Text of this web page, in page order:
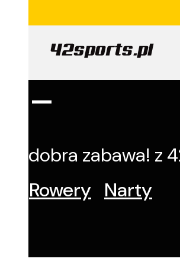
Dwa
-
dobra zabawa! z
Rowery Narty